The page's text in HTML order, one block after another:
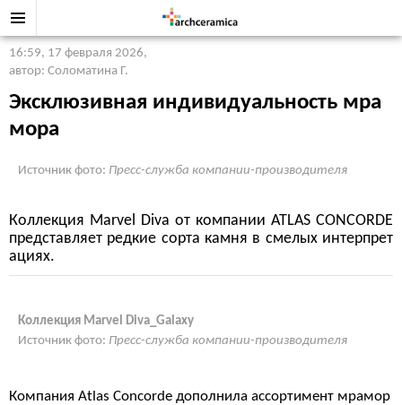
16:59, 17 февраля 2026,
автор: Соломатина Г.
Эксклюзивная индивидуальность мра
мора
Источник фото: Пресс-служба компании-производителя
Коллекция Marvel Diva от компании ATLAS CONCORDE
представляет редкие сорта камня в смелых интерпрет
ациях.
Коллекция Marvel Diva_Galaxy
Источник фото: Пресс-служба компании-производителя
Компания Atlas Concorde дополнила ассортимент мрамор